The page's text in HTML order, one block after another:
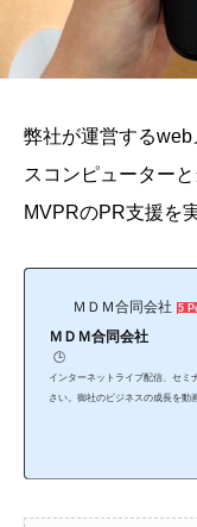
弊社が運営する
スコンピューター
MVPRのPR支援を
ＭＤＭ合同会社 5
ＭＤＭ合同会社
🕒️
インターネットライブ配信、セミ
さい。御社のビジネスの成長を動